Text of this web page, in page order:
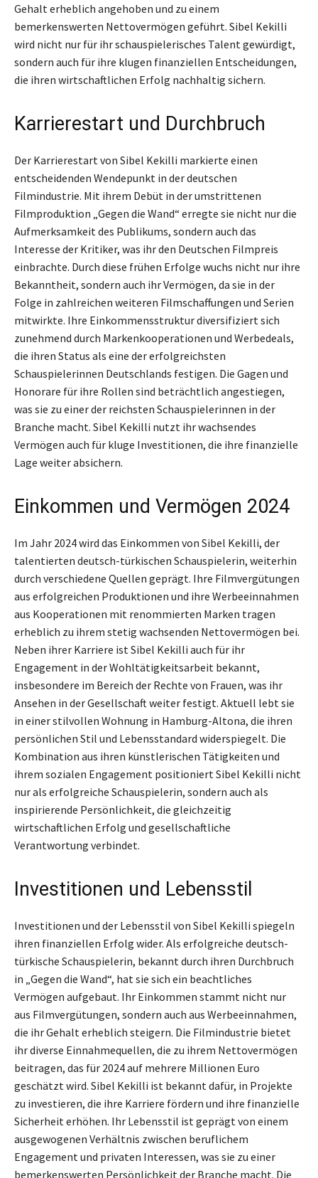
Gehalt erheblich angehoben und zu einem
bemerkenswerten Nettovermögen geführt. Sibel Kekilli
wird nicht nur für ihr schauspielerisches Talent gewürdigt,
sondern auch für ihre klugen finanziellen Entscheidungen,
die ihren wirtschaftlichen Erfolg nachhaltig sichern.
Karrierestart und Durchbruch
Der Karrierestart von Sibel Kekilli markierte einen
entscheidenden Wendepunkt in der deutschen
Filmindustrie. Mit ihrem Debüt in der umstrittenen
Filmproduktion „Gegen die Wand“ erregte sie nicht nur die
Aufmerksamkeit des Publikums, sondern auch das
Interesse der Kritiker, was ihr den Deutschen Filmpreis
einbrachte. Durch diese frühen Erfolge wuchs nicht nur ihre
Bekanntheit, sondern auch ihr Vermögen, da sie in der
Folge in zahlreichen weiteren Filmschaffungen und Serien
mitwirkte. Ihre Einkommensstruktur diversifiziert sich
zunehmend durch Markenkooperationen und Werbedeals,
die ihren Status als eine der erfolgreichsten
Schauspielerinnen Deutschlands festigen. Die Gagen und
Honorare für ihre Rollen sind beträchtlich angestiegen,
was sie zu einer der reichsten Schauspielerinnen in der
Branche macht. Sibel Kekilli nutzt ihr wachsendes
Vermögen auch für kluge Investitionen, die ihre finanzielle
Lage weiter absichern.
Einkommen und Vermögen 2024
Im Jahr 2024 wird das Einkommen von Sibel Kekilli, der
talentierten deutsch-türkischen Schauspielerin, weiterhin
durch verschiedene Quellen geprägt. Ihre Filmvergütungen
aus erfolgreichen Produktionen und ihre Werbeeinnahmen
aus Kooperationen mit renommierten Marken tragen
erheblich zu ihrem stetig wachsenden Nettovermögen bei.
Neben ihrer Karriere ist Sibel Kekilli auch für ihr
Engagement in der Wohltätigkeitsarbeit bekannt,
insbesondere im Bereich der Rechte von Frauen, was ihr
Ansehen in der Gesellschaft weiter festigt. Aktuell lebt sie
in einer stilvollen Wohnung in Hamburg-Altona, die ihren
persönlichen Stil und Lebensstandard widerspiegelt. Die
Kombination aus ihren künstlerischen Tätigkeiten und
ihrem sozialen Engagement positioniert Sibel Kekilli nicht
nur als erfolgreiche Schauspielerin, sondern auch als
inspirierende Persönlichkeit, die gleichzeitig
wirtschaftlichen Erfolg und gesellschaftliche
Verantwortung verbindet.
Investitionen und Lebensstil
Investitionen und der Lebensstil von Sibel Kekilli spiegeln
ihren finanziellen Erfolg wider. Als erfolgreiche deutsch-
türkische Schauspielerin, bekannt durch ihren Durchbruch
in „Gegen die Wand“, hat sie sich ein beachtliches
Vermögen aufgebaut. Ihr Einkommen stammt nicht nur
aus Filmvergütungen, sondern auch aus Werbeeinnahmen,
die ihr Gehalt erheblich steigern. Die Filmindustrie bietet
ihr diverse Einnahmequellen, die zu ihrem Nettovermögen
beitragen, das für 2024 auf mehrere Millionen Euro
geschätzt wird. Sibel Kekilli ist bekannt dafür, in Projekte
zu investieren, die ihre Karriere fördern und ihre finanzielle
Sicherheit erhöhen. Ihr Lebensstil ist geprägt von einem
ausgewogenen Verhältnis zwischen beruflichem
Engagement und privaten Interessen, was sie zu einer
bemerkenswerten Persönlichkeit der Branche macht. Die